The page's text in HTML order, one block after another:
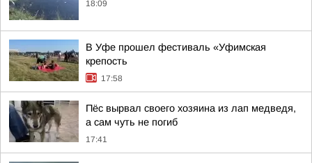
18:09
В Уфе прошел фестиваль «Уфимская
крепость
17:58
Пёс вырвал своего хозяина из лап медведя,
а сам чуть не погиб
17:41